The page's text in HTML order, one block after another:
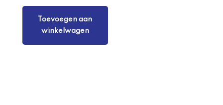
Toevoegen aan
winkelwagen